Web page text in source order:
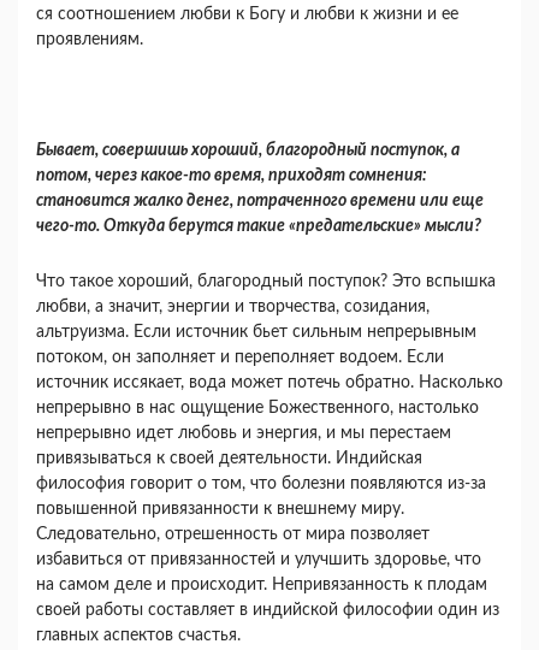
ся соотношением любви к Богу и любви к жизни и ее
проявлениям.
Бывает, совершишь хороший, благородный поступок, а
потом, через какое-то время, прихо­дят сомнения:
становится жалко денег, потра­ченного времени или еще
чего-то. Откуда берут­ся такие «предательские» мысли?
Что такое хороший, благородный поступок? Это вспышка
любви, а значит, энергии и творчест­ва, созидания,
альтруизма. Если источник бьет сильным непрерывным
потоком, он заполняет и переполняет водоем. Если
источник иссякает, во­да может потечь обратно. Насколько
непрерывно в нас ощущение Божественного, настолько
непре­рывно идет любовь и энергия, и мы перестаем
привязываться к своей деятельности. Индийская
философия говорит о том, что болезни появляют­ся из-за
повышенной привязанности к внешнему миру.
Следовательно, отрешенность от мира по­зволяет
избавиться от привязанностей и улучшить здоровье, что
на самом деле и происходит. Непривязанность к плодам
своей работы составляет в индийской философии один из
главных аспектов счастья.